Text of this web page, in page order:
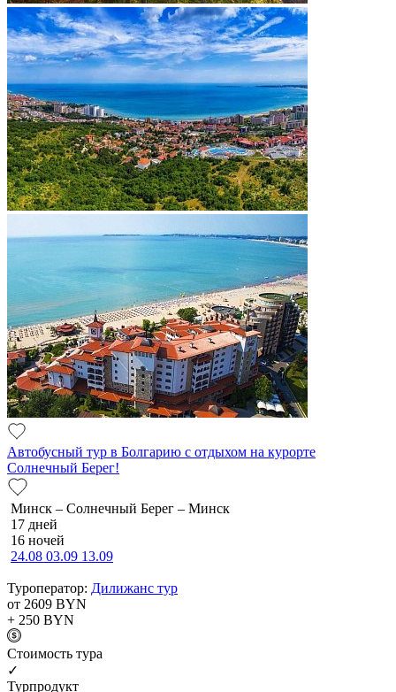
Автобусный тур в Болгарию с отдыхом на курорте
Солнечный Берег!
Минск – Солнечный Берег – Минск
17 дней
16 ночей
24.08 03.09 13.09
Туроператор: Дилижанс тур
от 2609 BYN
+ 250 BYN
Cтоимость тура
✓
Турпродукт